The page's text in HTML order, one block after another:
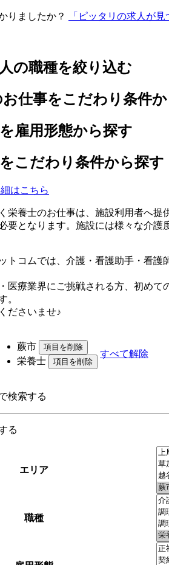
りましたか？ 「ピッタリの求人が
の職種を絞り込む
仕事をこだわり条件
雇用形態から探す
こだわり条件から探す
はこちら
栄養士のお仕事は、施設利用者へ
要となります。施設には様々な介
トコムでは、介護・看護助手・看
医療業界にご挑戦される方、初め
。
ださいませ♪
蕨市
栄養士
すべて解除
る
エリア
職種